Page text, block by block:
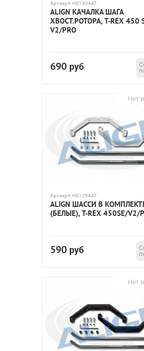
Артикул: HS1304AT
ALIGN КАЧАЛКА ШАГА
ХВОСТ.РОТОРА, T-REX 450
V2/PRO
690 руб
Нет
Артикул: HS1294AT
ALIGN ШАССИ В
(БЕЛЫЕ), T-REX 450SE/V2/
590 руб
Нет